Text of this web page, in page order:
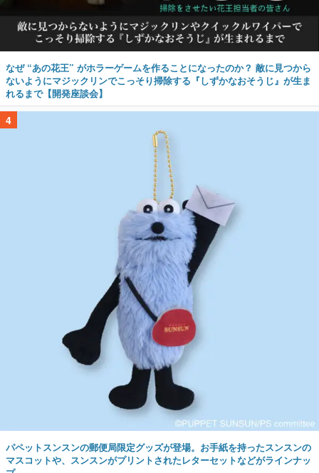
なぜ “あの花王” がホラーゲームを作ることになったのか？ 敵に見つから
ないようにマジックリンでこっそり掃除する『しずかなおそうじ』が生ま
れるまで【開発座談会】
4
パペットスンスンの郵便局限定グッズが登場。お手紙を持ったスンスンの
マスコットや、スンスンがプリントされたレターセットなどがラインナッ
5